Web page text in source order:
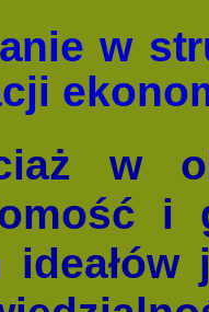
w
w
i